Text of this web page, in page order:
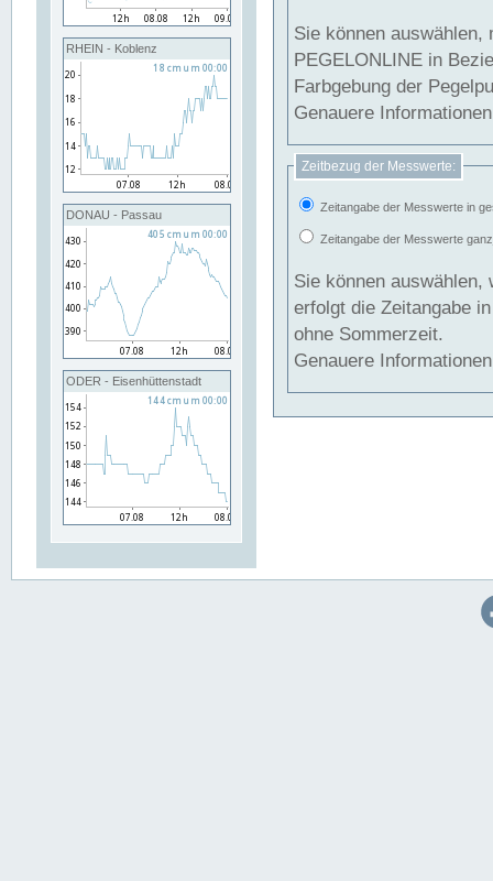
RHEIN - Koblenz
DONAU - Passau
ODER - Eisenhüttenstadt
Sie können
PEGELONLINE in Beziehung
Farbgebung der
Genauere
Zeitbezug der Messwerte:
Zeitangabe der Messwerte in
Zeitangabe der Messwerte
Sie können auswählen,
erfolgt die Zeitangabe
ohne Sommerzeit.
Genauere